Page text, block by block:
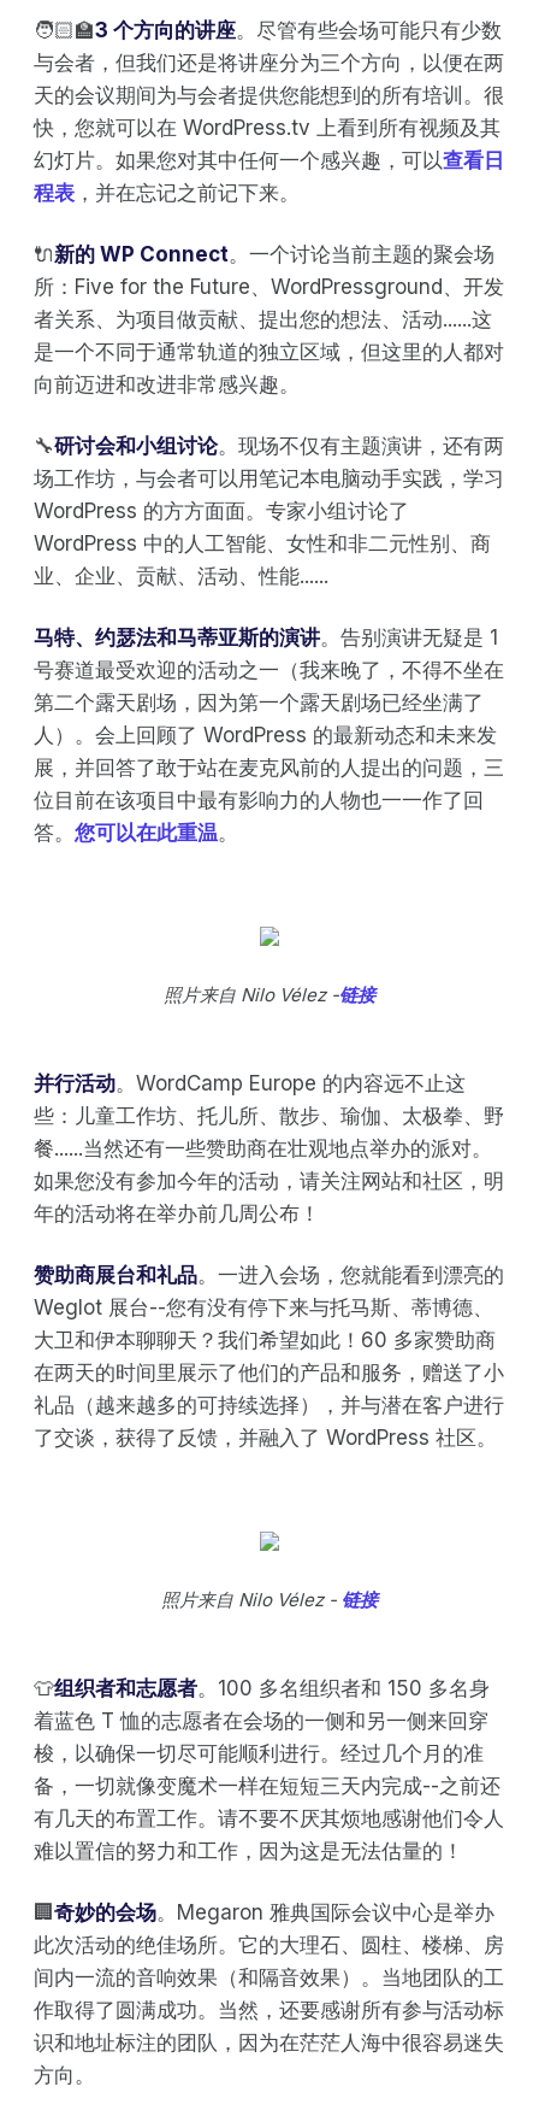
🧑🏻‍🏫3 个方向的讲座。尽管有些会场可能只有少数
与会者，但我们还是将讲座分为三个方向，以便在两
天的会议期间为与会者提供您能想到的所有培训。很
快，您就可以在 WordPress.tv 上看到所有视频及其
幻灯片。如果您对其中任何一个感兴趣，可以查看日
程表 ，并在忘记之前记下来。
🔌新的 WP Connect。一个讨论当前主题的聚会场
所：Five for the Future、WordPressground、开发
者关系、为项目做贡献、提出您的想法、活动......这
是一个不同于通常轨道的独立区域，但这里的人都对
向前迈进和改进非常感兴趣。
🔧研讨会和小组讨论。现场不仅有主题演讲，还有两
场工作坊，与会者可以用笔记本电脑动手实践，学习
WordPress 的方方面面。专家小组讨论了
WordPress 中的人工智能、女性和非二元性别、商
业、企业、贡献、活动、性能......
马特、约瑟法和马蒂亚斯的演讲。告别演讲无疑是 1
号赛道最受欢迎的活动之一（我来晚了，不得不坐在
第二个露天剧场，因为第一个露天剧场已经坐满了
人）。会上回顾了 WordPress 的最新动态和未来发
展，并回答了敢于站在麦克风前的人提出的问题，三
位目前在该项目中最有影响力的人物也一一作了回
答。 您可以在此重温。
照片来自 Nilo Vélez -链接
并行活动。WordCamp Europe 的内容远不止这
些：儿童工作坊、托儿所、散步、瑜伽、太极拳、野
餐......当然还有一些赞助商在壮观地点举办的派对。
如果您没有参加今年的活动，请关注网站和社区，明
年的活动将在举办前几周公布！
赞助商展台和礼品。一进入会场，您就能看到漂亮的
Weglot 展台--您有没有停下来与托马斯、蒂博德、
大卫和伊本聊聊天？我们希望如此！60 多家赞助商
在两天的时间里展示了他们的产品和服务，赠送了小
礼品（越来越多的可持续选择），并与潜在客户进行
了交谈，获得了反馈，并融入了 WordPress 社区。
照片来自 Nilo Vélez - 链接
👕组织者和志愿者。100 多名组织者和 150 多名身
着蓝色 T 恤的志愿者在会场的一侧和另一侧来回穿
梭，以确保一切尽可能顺利进行。经过几个月的准
备，一切就像变魔术一样在短短三天内完成--之前还
有几天的布置工作。请不要不厌其烦地感谢他们令人
难以置信的努力和工作，因为这是无法估量的！
🏢奇妙的会场。Megaron 雅典国际会议中心是举办
此次活动的绝佳场所。它的大理石、圆柱、楼梯、房
间内一流的音响效果（和隔音效果）。当地团队的工
作取得了圆满成功。当然，还要感谢所有参与活动标
识和地址标注的团队，因为在茫茫人海中很容易迷失
方向。